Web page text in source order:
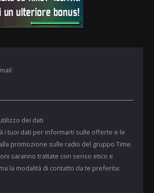
dei dati
i tuoi dati per informarti sulle offerte e le
promozione sulle radio del gruppo Time.
saranno trattate con senso etico e
la modalità di contatto da te preferita: